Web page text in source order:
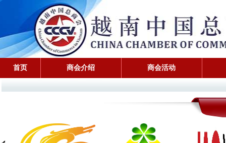
首页 商会介绍 商会活动